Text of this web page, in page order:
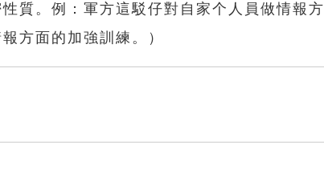
質。例：軍方這駁仔對自家个人員做情報
方面的加強訓練。）